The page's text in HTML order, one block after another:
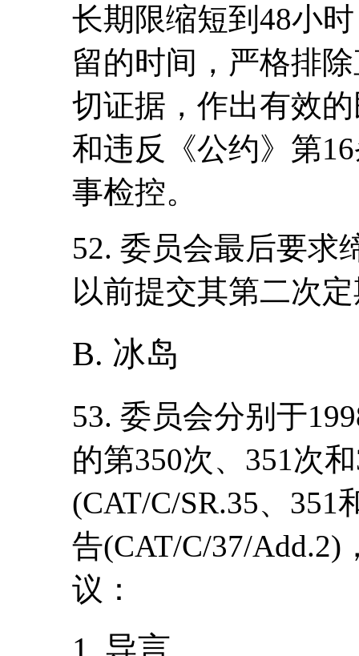
长期限缩短到48小
留的时间，严格排
切证据，作出有效
和违反《公约》第
事检控。
52. 委员会最后要求
以前提交其第二次
B. 冰岛
53. 委员会分别于
的第350次、351次
(CAT/C/SR.35、
告(CAT/C/37/
议：